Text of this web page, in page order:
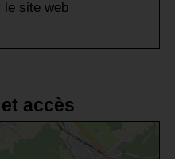
le site web
accès